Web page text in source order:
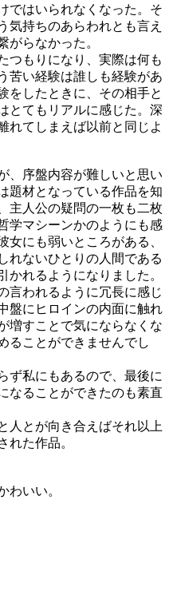
ではいられなくなった。そ
気持ちのあらわれとも言え
がらなかった。
つもりになり、実際は何も
苦い経験は誰しも経験があ
をしたときに、その相手と
とてもリアルに感じた。深
れてしまえば以前と同じよ
、序盤内容が難しいと思い
題材となっている作品を知
主人公の疑問の一枚も二枚
学マシーンかのようにも感
女にも弱いところがある、
れないひとりの人間である
かれるようになりました。
言われるように冗長に感じ
盤にヒロインの内面に触れ
増すことで気にならなくな
ることができませんでし
ず私にもあるので、最後に
なることができたのも素直
人とが向き合えばそれ以上
れた作品。
わいい。